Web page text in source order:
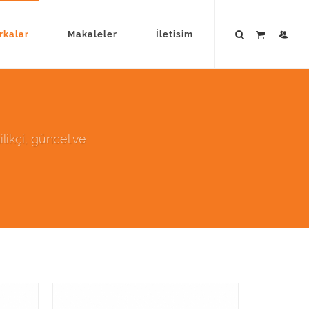
Makaleler İletisim
güncel ve